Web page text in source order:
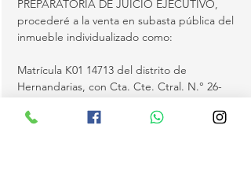
PREPARATORIA DE JUICIO EJECUTIVO,
procederé a la venta en subasta pública del
inmueble individualizado como:
Matrícula K01 14713 del distrito de
Hernandarias, con Cta. Cte. Ctral. N.° 26-
GILBERTO FERREIRA, con C.I. N.°